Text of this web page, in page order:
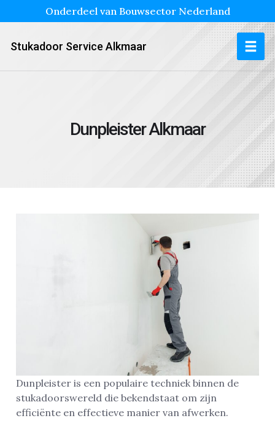
Onderdeel van Bouwsector Nederland
Stukadoor Service Alkmaar
Dunpleister Alkmaar
Dunpleister is een populaire techniek binnen de
stukadoorswereld die bekendstaat om zijn
efficiënte en effectieve manier van afwerken.